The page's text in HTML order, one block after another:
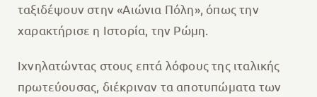
ταξιδέψουν στην «Αιώνια Πόλη», όπως την
χαρακτήρισε η Ιστορία, την Ρώμη.
Ιχνηλατώντας στους επτά λόφους της ιταλικής
πρωτεύουσας, διέκριναν τα αποτυπώματα των